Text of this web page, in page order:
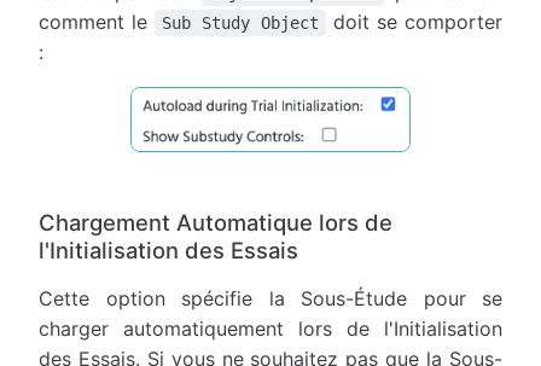
comment le
Sub Study Object
doit se comporter
:
Chargement Automatique lors de
l'Initialisation des Essais
Cette option spécifie la Sous-Étude pour se
charger automatiquement lors de l'Initialisation
des Essais. Si vous ne souhaitez pas que la Sous-